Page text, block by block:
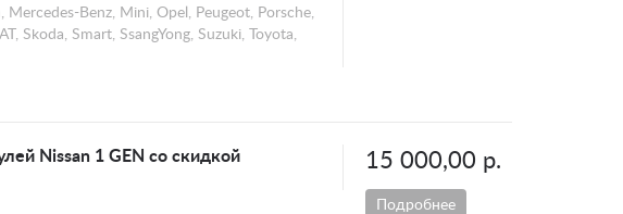
Mercedes-Benz, Mini, Opel, Peugeot, Porsche,
Skoda, Smart, SsangYong, Suzuki, Toyota,
Nissan 1 GEN со скидкой 15 000,00 р.
Подробнее